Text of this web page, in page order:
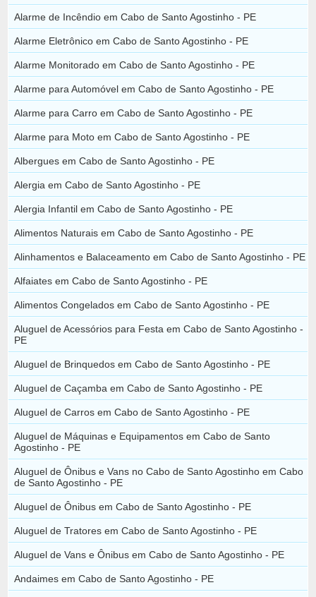
Alarme de Incêndio em Cabo de Santo Agostinho - PE
Alarme Eletrônico em Cabo de Santo Agostinho - PE
Alarme Monitorado em Cabo de Santo Agostinho - PE
Alarme para Automóvel em Cabo de Santo Agostinho - PE
Alarme para Carro em Cabo de Santo Agostinho - PE
Alarme para Moto em Cabo de Santo Agostinho - PE
Albergues em Cabo de Santo Agostinho - PE
Alergia em Cabo de Santo Agostinho - PE
Alergia Infantil em Cabo de Santo Agostinho - PE
Alimentos Naturais em Cabo de Santo Agostinho - PE
Alinhamentos e Balaceamento em Cabo de Santo Agostinho - PE
Alfaiates em Cabo de Santo Agostinho - PE
Alimentos Congelados em Cabo de Santo Agostinho - PE
Aluguel de Acessórios para Festa em Cabo de Santo Agostinho -
PE
Aluguel de Brinquedos em Cabo de Santo Agostinho - PE
Aluguel de Caçamba em Cabo de Santo Agostinho - PE
Aluguel de Carros em Cabo de Santo Agostinho - PE
Aluguel de Máquinas e Equipamentos em Cabo de Santo
Agostinho - PE
Aluguel de Ônibus e Vans no Cabo de Santo Agostinho em Cabo
de Santo Agostinho - PE
Aluguel de Ônibus em Cabo de Santo Agostinho - PE
Aluguel de Tratores em Cabo de Santo Agostinho - PE
Aluguel de Vans e Ônibus em Cabo de Santo Agostinho - PE
Andaimes em Cabo de Santo Agostinho - PE